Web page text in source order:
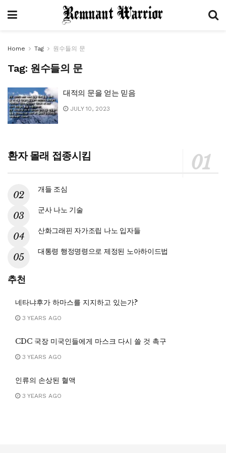
Home Tag 원수들의 문
Tag: 원수들의 문
대적의 문을 얻는 믿음
JULY 10, 2023
환자 몰래 접종시킴
개들 조심
군사 나노 기술
산화그래핀 자가조립 나노 입자들
대통령 행정명령으로 제정된 노아하이드법
추천
네타냐후가 하마스를 지지하고 있는가?
3 YEARS AGO
CDC 국장 미국인들에게 마스크 다시 쓸 것 촉구
3 YEARS AGO
인류의 손상된 혈액
3 YEARS AGO